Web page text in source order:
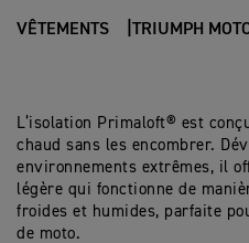
VÊTEMENTS TRIUMPH
L’isolation Primaloft® est
chaud sans les encombrer.
environnements extrêmes, il
légère qui fonctionne de
froides et humides, parfaite
de moto.